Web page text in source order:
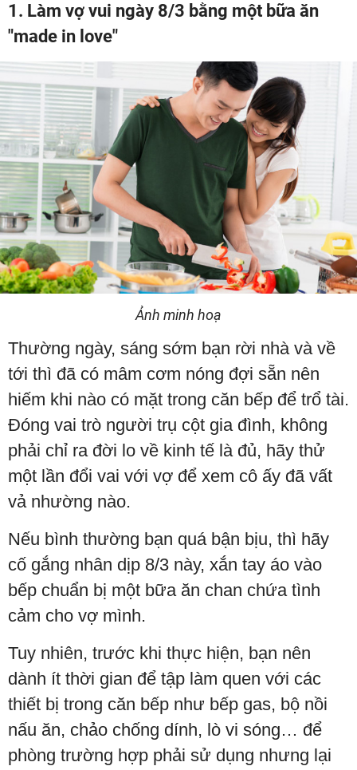
1. Làm vợ vui ngày 8/3 bằng một bữa ăn
"made in love"
Ảnh minh hoạ
Thường ngày, sáng sớm bạn rời nhà và về
tới thì đã có mâm cơm nóng đợi sẵn nên
hiếm khi nào có mặt trong căn bếp để trổ tài.
Đóng vai trò người trụ cột gia đình, không
phải chỉ ra đời lo về kinh tế là đủ, hãy thử
một lần đổi vai với vợ để xem cô ấy đã vất
vả nhường nào.
Nếu bình thường bạn quá bận bịu, thì hãy
cố gắng nhân dịp 8/3 này, xắn tay áo vào
bếp chuẩn bị một bữa ăn chan chứa tình
cảm cho vợ mình.
Tuy nhiên, trước khi thực hiện, bạn nên
dành ít thời gian để tập làm quen với các
thiết bị trong căn bếp như bếp gas, bộ nồi
nấu ăn, chảo chống dính, lò vi sóng… để
phòng trường hợp phải sử dụng nhưng lại